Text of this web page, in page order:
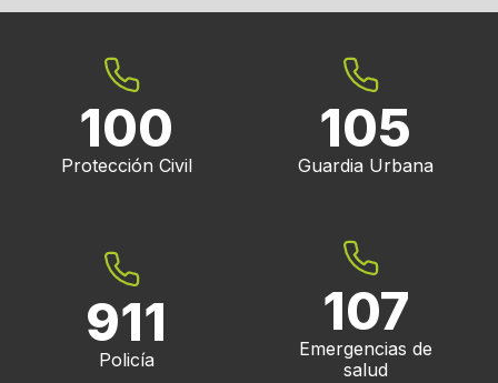
100
Protección Civil
105
Guardia Urbana
911
Policía
107
Emergencias de
salud